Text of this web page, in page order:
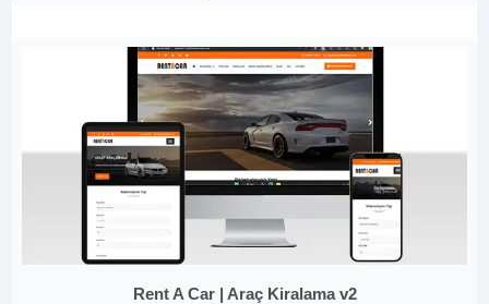
Rent A Car | Araç Kiralama v2